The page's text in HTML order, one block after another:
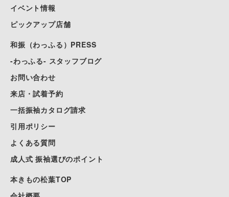
イベント情報
ピックアップ店舗
和振（わっふる）PRESS
-わっふる- スタッフブログ
お問い合わせ
来店・試着予約
一括振袖カタログ請求
引用ポリシー
よくある質問
成人式 振袖選びのポイント
本きもの松葉TOP